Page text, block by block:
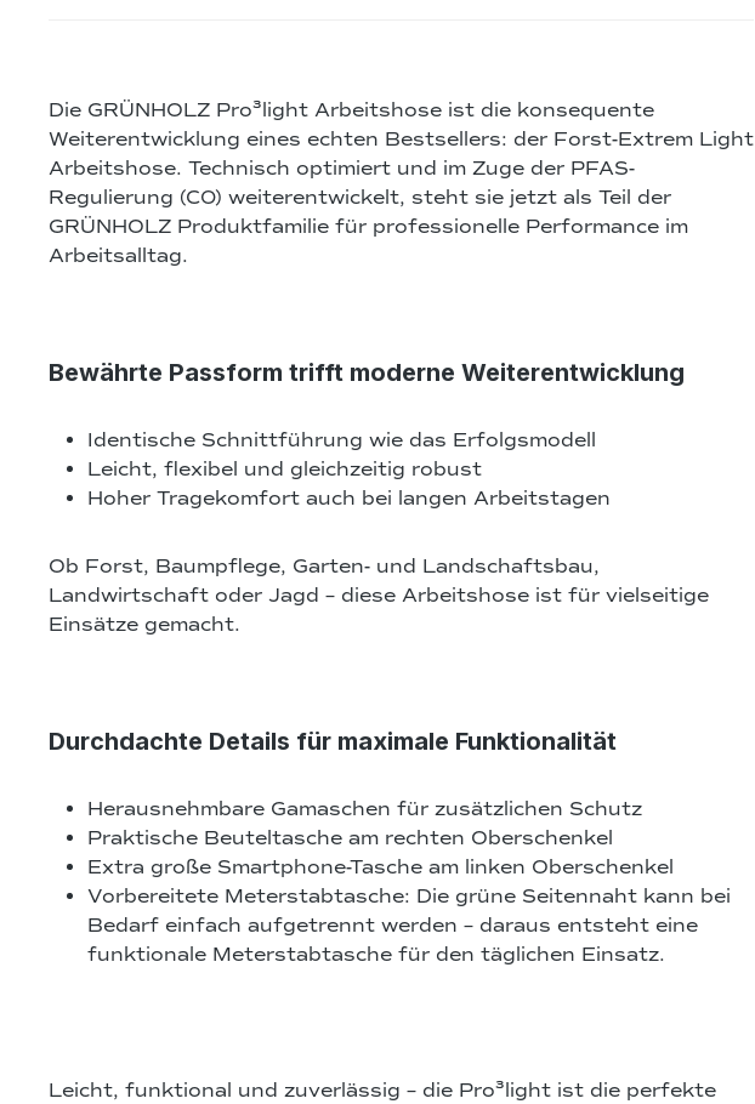
Die GRÜNHOLZ Pro³light Arbeitshose ist die konsequente
Weiterentwicklung eines echten Bestsellers: der Forst-Extrem Light
Arbeitshose. Technisch optimiert und im Zuge der PFAS-
Regulierung (C0) weiterentwickelt, steht sie jetzt als Teil der
GRÜNHOLZ Produktfamilie für professionelle Performance im
Arbeitsalltag.
Bewährte Passform trifft moderne Weiterentwicklung
Identische Schnittführung wie das Erfolgsmodell
Leicht, flexibel und gleichzeitig robust
Hoher Tragekomfort auch bei langen Arbeitstagen
Ob Forst, Baumpflege, Garten- und Landschaftsbau,
Landwirtschaft oder Jagd – diese Arbeitshose ist für vielseitige
Einsätze gemacht.
Durchdachte Details für maximale Funktionalität
Herausnehmbare Gamaschen für zusätzlichen Schutz
Praktische Beuteltasche am rechten Oberschenkel
Extra große Smartphone-Tasche am linken Oberschenkel
Vorbereitete Meterstabtasche: Die grüne Seitennaht kann bei
Bedarf einfach aufgetrennt werden – daraus entsteht eine
funktionale Meterstabtasche für den täglichen Einsatz.
Leicht, funktional und zuverlässig – die Pro³light ist die perfekte